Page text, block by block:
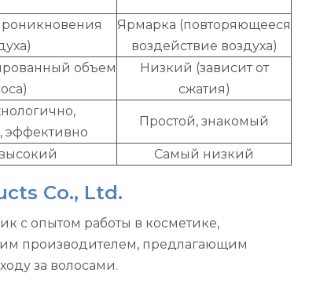
Ярмарка (повторяющееся
воздействие воздуха)
объем
Низкий (зависит от
сжатия)
эффективно
Простой, знакомый
Самый низкий
Co., Ltd.
с опытом работы в косметике,
производителем, предлагающим
за волосами.